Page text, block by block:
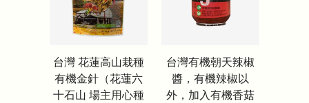
台灣 花蓮高山栽種
有機金針（花蓮六
十石山 場主用心種
台灣有機朝天辣椒
醬，有機辣椒以
外，加入有機香菇